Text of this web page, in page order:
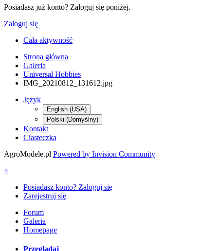
Posiadasz już konto? Zaloguj się poniżej.
Zaloguj się
Cała aktywność
Strona główna
Galeria
Universal Hobbies
IMG_20210812_131612.jpg
Język
English (USA)
Polski (Domyślny)
Kontakt
Ciasteczka
AgroModele.pl Powered by Invision Community
×
Posiadasz konto? Zaloguj się
Zarejestruj się
Forum
Galeria
Homepage
Przeglądaj